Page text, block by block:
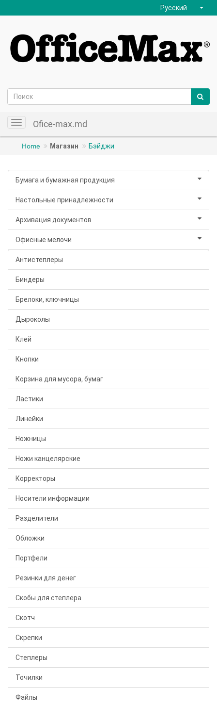
Русский
ToggleOfice-max.md
Home Магазин Бэйджи
Бумага и бумажная продукция
Настольные принадлежности
Архивация документов
Офисные мелочи
Антистеплеры
Биндеры
Брелоки, ключницы
Дыроколы
Клей
Кнопки
Корзина для мусора, бумаг
Ластики
Линейки
Ножницы
Ножи канцелярские
Корректоры
Носители информации
Разделители
Обложки
Портфели
Резинки для денег
Скобы для степлера
Скотч
Скрепки
Степлеры
Точилки
Файлы